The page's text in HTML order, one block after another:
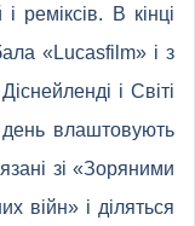
реміксів. В кінці
«Lucasfilm» і з
і Світі
влаштовують
зі «Зоряними
війн» і діляться